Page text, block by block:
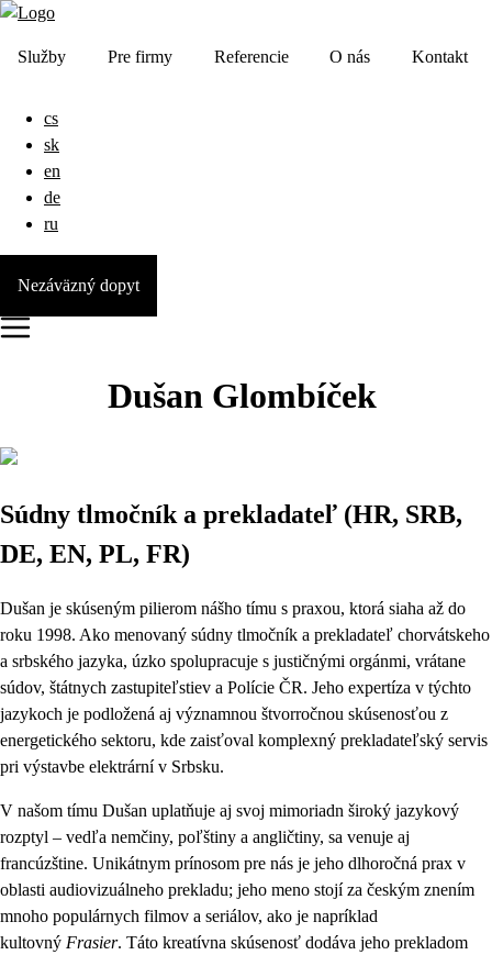
Služby Pre firmy Referencie O nás Kontakt
cs
sk
en
de
ru
Nezáväzný dopyt
Dušan Glombíček
Súdny tlmočník a prekladateľ (HR, SRB,
DE, EN, PL, FR)
Dušan je skúseným pilierom nášho tímu s praxou, ktorá siaha až do
roku 1998. Ako menovaný súdny tlmočník a prekladateľ chorvátskeho
a srbského jazyka, úzko spolupracuje s justičnými orgánmi, vrátane
súdov, štátnych zastupiteľstiev a Polície ČR. Jeho expertíza v týchto
jazykoch je podložená aj významnou štvorročnou skúsenosťou z
energetického sektoru, kde zaisťoval komplexný prekladateľský servis
pri výstavbe elektrární v Srbsku.
V našom tímu Dušan uplatňuje aj svoj mimoriadn široký jazykový
rozptyl – vedľa nemčiny, poľštiny a angličtiny, sa venuje aj
francúzštine. Unikátnym prínosom pre nás je jeho dlhoročná prax v
oblasti audiovizuálneho prekladu; jeho meno stojí za českým znením
mnoho populárnych filmov a seriálov, ako je napríklad
kultovný Frasier. Táto kreatívna skúsenosť dodáva jeho prekladom